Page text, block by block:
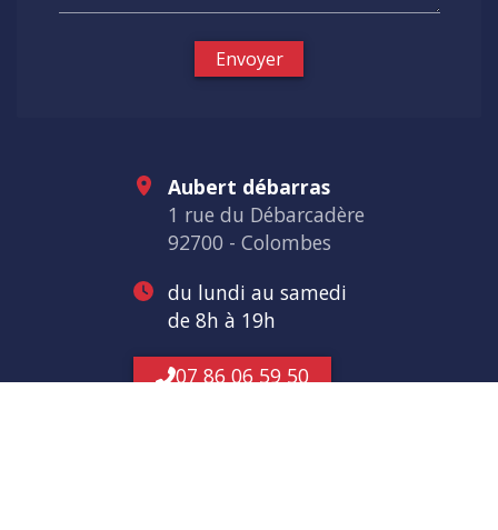
Envoyer
Aubert débarras
1 rue du Débarcadère
92700 - Colombes
du lundi au samedi
de 8h à 19h
07 86 06 59 50